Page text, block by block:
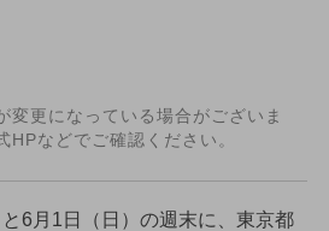
変更になっている場合がございま
HPなどでご確認ください。
6月1日（日）の週末に、東京都